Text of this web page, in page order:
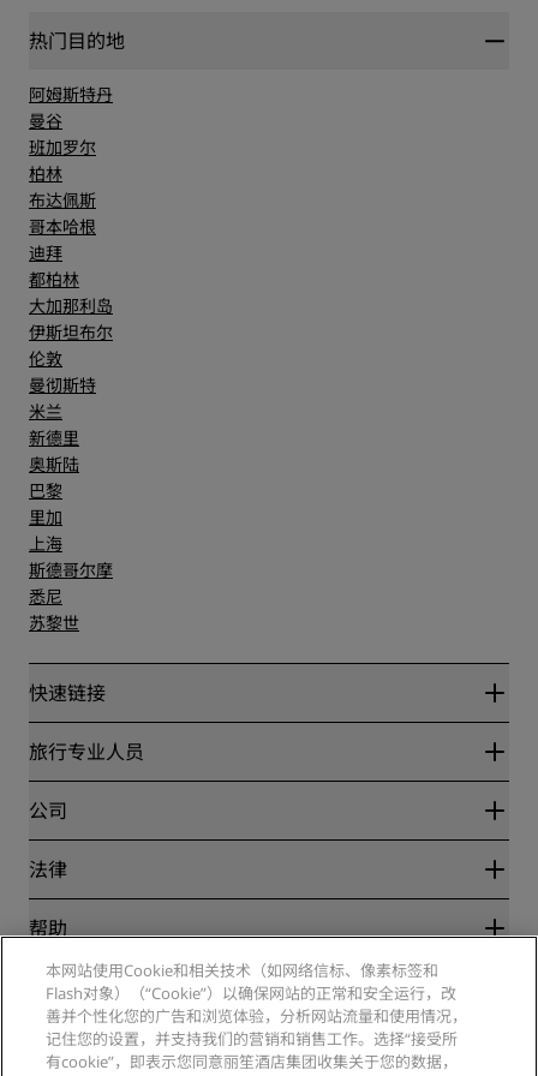
热门目的地
阿姆斯特丹
曼谷
班加罗尔
柏林
布达佩斯
哥本哈根
迪拜
都柏林
大加那利岛
伊斯坦布尔
伦敦
曼彻斯特
米兰
新德里
奥斯陆
巴黎
里加
上海
斯德哥尔摩
悉尼
苏黎世
快速链接
丽赏会
Blog
目的地
丽笙酒店集团APP
体育认证酒店
家庭友好型酒店
健康与安全
旅行专业人员
合作伙伴
公司
丽笙酒店集团
工作机会 RHG
工作机会 PPHE
工作机会 EHL
The Club by RHG
发展机会
责任经营
法律
隐私中心
丽赏会条款和条件
网站使用协议
数字无障碍
现代奴隶制声明
帮助
消费者警示
联系方式
常见问题
网站地图
社交媒体
丽笙酒店集团品牌
本网站使用Cookie和相关技术（如网络信标、像素标签和
Flash对象）（“Cookie”）以确保网站的正常和安全运行，改
善并个性化您的广告和浏览体验，分析网站流量和使用情况，
记住您的设置，并支持我们的营销和销售工作。选择“接受所
有cookie”，即表示您同意丽笙酒店集团收集关于您的数据，